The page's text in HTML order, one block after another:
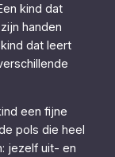
kind dat
handen
dat leert
een fijne
pols die heel
jezelf uit- en